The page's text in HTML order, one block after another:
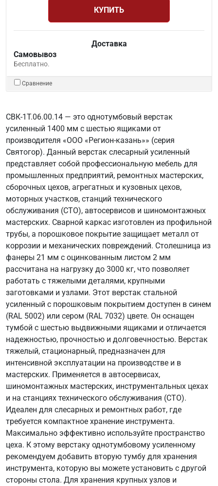
КУПИТЬ
Доставка
Самовывоз
Бесплатно.
Сравнение
СВК-1Т.06.00.14 — это однотумбовый верстак
усиленный 1400 мм с шестью ящиками от
производителя «ООО «Регион-казань»» (серия
Святогор). Данный верстак слесарный усиленный
представляет собой профессиональную мебель для
промышленных предприятий, ремонтных мастерских,
сборочных цехов, агрегатных и кузовных цехов,
моторных участков, станций технического
обслуживания (СТО), автосервисов и шиномонтажных
мастерских. Сварной каркас изготовлен из профильной
трубы, а порошковое покрытие защищает металл от
коррозии и механических повреждений. Столешница из
фанеры 21 мм с оцинкованным листом 2 мм
рассчитана на нагрузку до 3000 кг, что позволяет
работать с тяжелыми деталями, крупными
заготовками и узлами. Этот верстак стальной
усиленный с порошковым покрытием доступен в синем
(RAL 5002) или сером (RAL 7032) цвете. Он оснащен
тумбой с шестью выдвижными ящиками и отличается
надежностью, прочностью и долговечностью. Верстак
тяжелый, стационарный, предназначен для
интенсивной эксплуатации на производстве и в
мастерских. Применяется в автосервисах,
шиномонтажных мастерских, инструментальных цехах
и на станциях технического обслуживания (СТО).
Идеален для слесарных и ремонтных работ, где
требуется компактное хранение инструмента.
Максимально эффективно используйте пространство
цеха. К этому верстаку однотумбовому усиленному
рекомендуем добавить вторую тумбу для хранения
инструмента, которую вы можете установить с другой
стороны стола. Для хранения крупных узлов и